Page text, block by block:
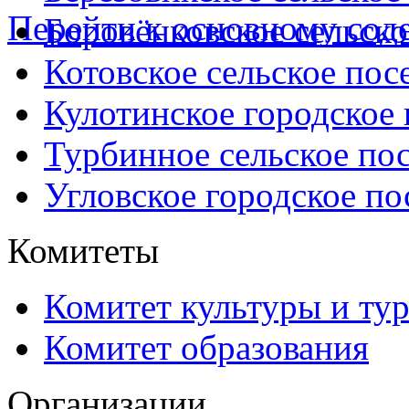
Перейти к основному
Боровёнковское
Котовское сельское
Кулотинское городское
Турбинное сельское
Угловское городское
Комитеты
Комитет культуры и
Комитет образования